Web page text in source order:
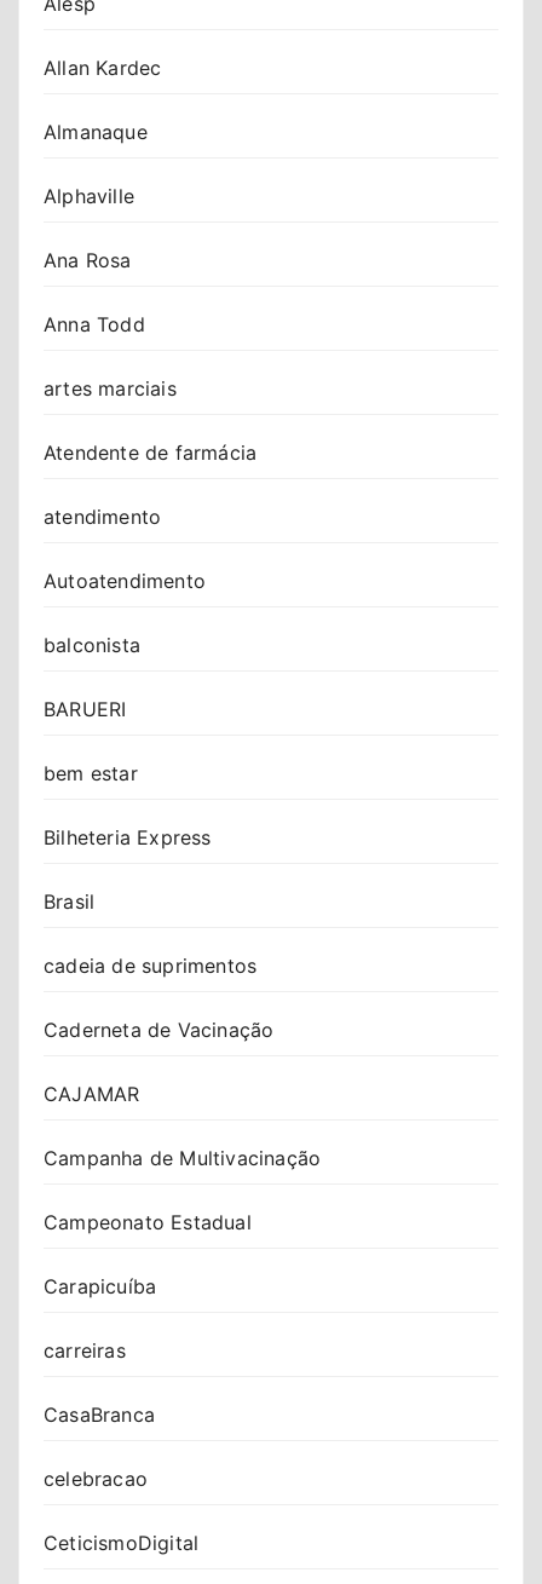
Allan Kardec
Almanaque
Alphaville
Ana Rosa
Anna Todd
artes marciais
Atendente de farmácia
atendimento
Autoatendimento
balconista
BARUERI
bem estar
Bilheteria Express
Brasil
cadeia de suprimentos
Caderneta de Vacinação
CAJAMAR
Campanha de Multivacinação
Campeonato Estadual
Carapicuíba
carreiras
CasaBranca
celebracao
CeticismoDigital